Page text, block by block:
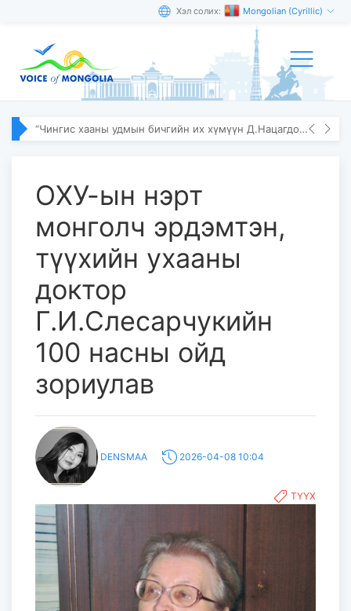
Хэл солих: Mongolian (Cyrillic)
“Чингис хааны удмын бичгийн их хүмүүн Д.Нацагдорж” олон улсын эрдэм шинжилгээний хурал болов
ОХУ-ын нэрт
монголч эрдэмтэн,
түүхийн ухааны
доктор
Г.И.Слесарчукийн
100 насны ойд
зориулав
DENSMAA 2026-04-08 10:04
ТҮҮХ